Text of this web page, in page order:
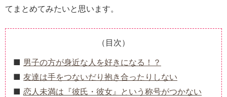
てまとめてみたいと思います。
（目次）
男子の方が身近な人を好きになる！？
友達は手をつないだり抱き合ったりしない
恋人未満は『彼氏・彼女』という称号がつかない